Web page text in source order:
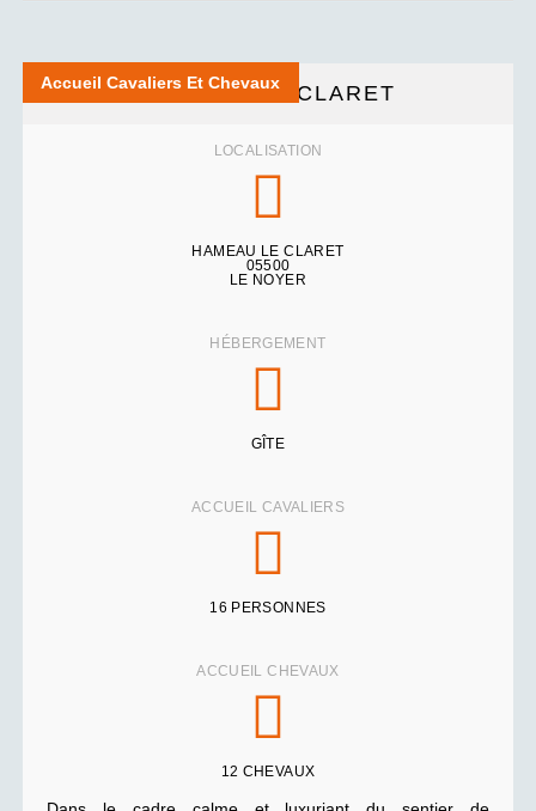
Accueil Cavaliers Et Chevaux
REFUGE DU CLARET
LOCALISATION
HAMEAU LE CLARET
05500
LE NOYER
HÉBERGEMENT
GÎTE
ACCUEIL CAVALIERS
16 PERSONNES
ACCUEIL CHEVAUX
12 CHEVAUX